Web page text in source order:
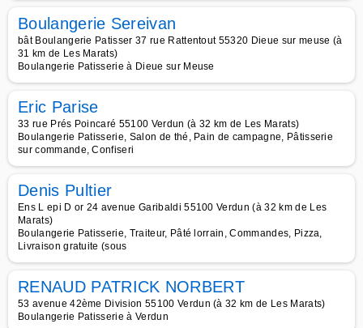
Boulangerie Sereivan
bât Boulangerie Patisser 37 rue Rattentout 55320 Dieue sur meuse (à
31 km de Les Marats)
Boulangerie Patisserie à Dieue sur Meuse
Eric Parise
33 rue Prés Poincaré 55100 Verdun (à 32 km de Les Marats)
Boulangerie Patisserie, Salon de thé, Pain de campagne, Pâtisserie
sur commande, Confiseri
Denis Pultier
Ens L epi D or 24 avenue Garibaldi 55100 Verdun (à 32 km de Les
Marats)
Boulangerie Patisserie, Traiteur, Pâté lorrain, Commandes, Pizza,
Livraison gratuite (sous
RENAUD PATRICK NORBERT
53 avenue 42ème Division 55100 Verdun (à 32 km de Les Marats)
Boulangerie Patisserie à Verdun